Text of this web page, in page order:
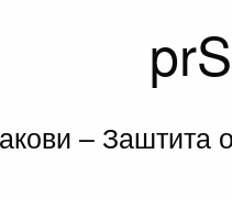
– Заштита